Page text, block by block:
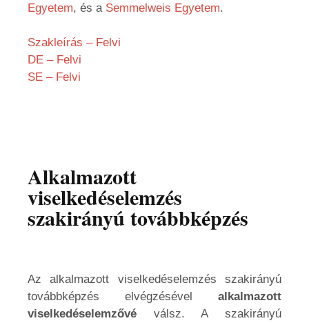
Egyetem, és a Semmelweis Egyetem.
Szakleírás – Felvi
DE – Felvi
SE – Felvi
Alkalmazott
viselkedéselemzés
szakirányú továbbképzés
Az alkalmazott viselkedéselemzés szakirányú
továbbképzés elvégzésével alkalmazott
viselkedéselemzővé válsz. A szakirányú